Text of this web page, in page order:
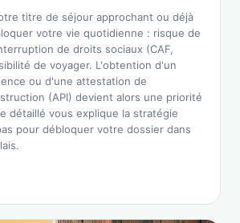
titre de séjour approchant ou déjà
votre vie quotidienne : risque de
de droits sociaux (CAF,
de voyager. L'obtention d'un
ou d'une attestation de
(API) devient alors une priorité
détaillé vous explique la stratégie
pour débloquer votre dossier dans